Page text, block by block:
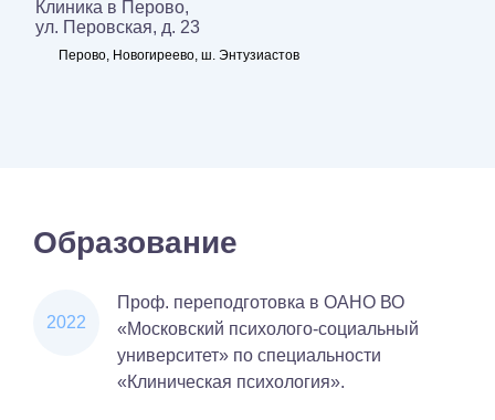
Клиника в Перово,
ул. Перовская, д. 23
Перово, Новогиреево, ш. Энтузиастов
Образование
2022
Проф. переподготовка в ОАНО ВО
«Московский психолого-социальный
университет» по специальности
«Клиническая психология».